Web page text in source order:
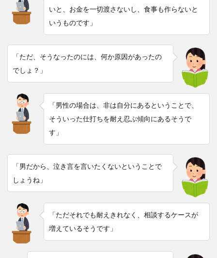
いと、お金を一切渡さないし、食事も作らないと
いうものです」
「ただ、そうなったのには、何か原因があったの
でしょ？」
「男性の場合は、非は自分にあるということで、
そういった仕打ちを耐え忍ぶ傾向にあるそうで
す」
「男だから、泣き言を言いたくないということで
しょうね」
「ただそれでも耐えきれなく、相談するケースが
増えているそうです」